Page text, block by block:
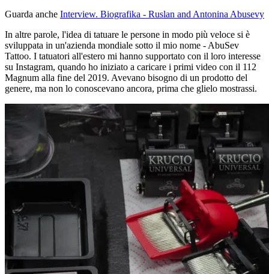
Guarda anche Interview. Biografika - Ruslan and Antonina Abusevy
In altre parole, l'idea di tatuare le persone in modo più veloce si è
sviluppata in un'azienda mondiale sotto il mio nome - AbuSev
Tattoo. I tatuatori all'estero mi hanno supportato con il loro interesse
su Instagram, quando ho iniziato a caricare i primi video con il 112
Magnum alla fine del 2019. Avevano bisogno di un prodotto del
genere, ma non lo conoscevano ancora, prima che glielo mostrassi.